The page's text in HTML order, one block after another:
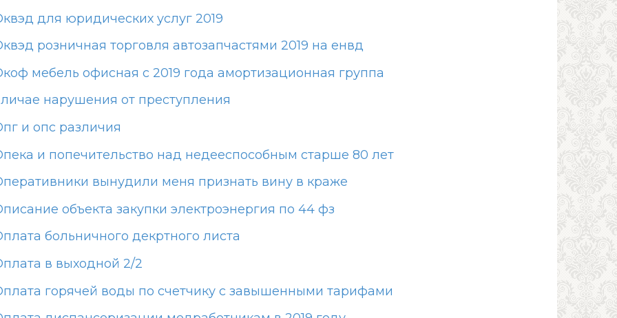
для юридических услуг 2019
розничная торговля автозапчастями 2019 на енвд
мебель офисная с 2019 года амортизационная группа
нарушения от преступления
и опс различия
и попечительство над недееспособным старше 80 лет
вынудили меня признать вину в краже
объекта закупки электроэнергия по 44 фз
больничного декртного листа
в выходной 2/2
горячей воды по счетчику с завышенными тарифами